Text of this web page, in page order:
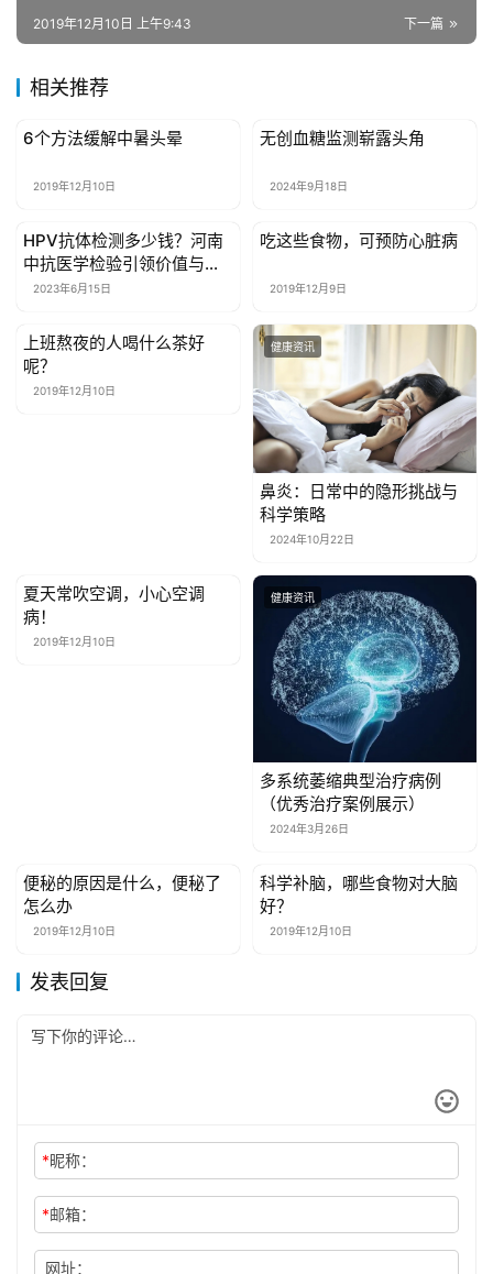
女
性
时
尚
康
讯
我
们
下一篇
2019年12月10日 上午9:43
相关推荐
健康资讯
6个方法缓解中暑头晕
2019年12月10日
健康资讯
无创血糖监测崭露头角
2024年9月18日
健康资讯
HPV抗体检测多少钱？河南
中抗医学检验引领价值与服
务的新标准
2023年6月15日
健康资讯
吃这些食物，可预防心脏病
2019年12月9日
健康资讯
上班熬夜的人喝什么茶好
呢？
2019年12月10日
健康资讯
鼻炎：日常中的隐形挑战与
科学策略
2024年10月22日
健康资讯
夏天常吹空调，小心空调
病！
2019年12月10日
健康资讯
多系统萎缩典型治疗病例
（优秀治疗案例展示）
2024年3月26日
健康资讯
便秘的原因是什么，便秘了
怎么办
2019年12月10日
健康资讯
科学补脑，哪些食物对大脑
好？
2019年12月10日
发表回复
*昵称：
*邮箱：
网址：